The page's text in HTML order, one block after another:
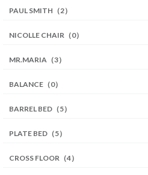
PAUL SMITH（2）
NICOLLE CHAIR（0）
MR.MARIA（3）
BALANCE（0）
BARREL BED（5）
PLATE BED（5）
CROSS FLOOR（4）